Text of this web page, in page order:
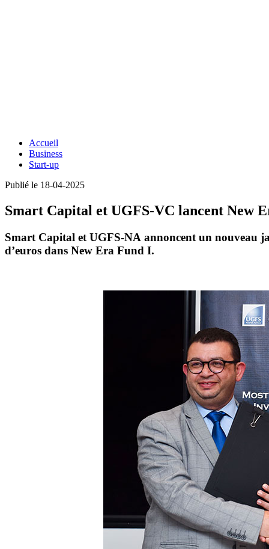
Accueil
Business
Start-up
Publié le 18-04-2025
Smart Capital et UGFS-VC lancent New
Smart Capital et UGFS-NA annoncent un nouveau
d’euros dans New Era Fund I.